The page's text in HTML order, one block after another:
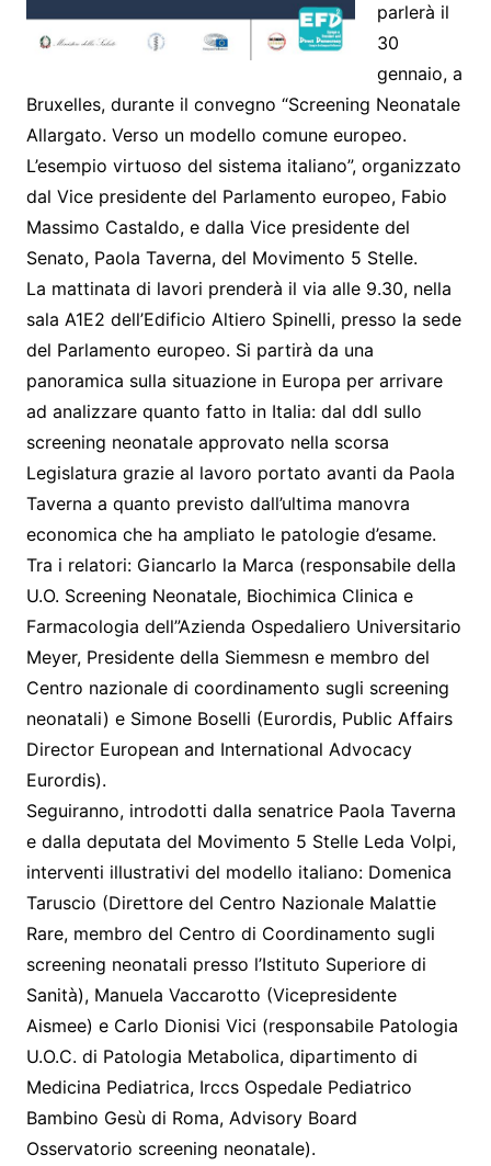
parlerà il
30
gennaio, a
Bruxelles, durante il convegno “Screening Neonatale
Allargato. Verso un modello comune europeo.
L’esempio virtuoso del sistema italiano”, organizzato
dal Vice presidente del Parlamento europeo, Fabio
Massimo Castaldo, e dalla Vice presidente del
Senato, Paola Taverna, del Movimento 5 Stelle.
La mattinata di lavori prenderà il via alle 9.30, nella
sala A1E2 dell’Edificio Altiero Spinelli, presso la sede
del Parlamento europeo. Si partirà da una
panoramica sulla situazione in Europa per arrivare
ad analizzare quanto fatto in Italia: dal ddl sullo
screening neonatale approvato nella scorsa
Legislatura grazie al lavoro portato avanti da Paola
Taverna a quanto previsto dall’ultima manovra
economica che ha ampliato le patologie d’esame.
Tra i relatori: Giancarlo la Marca (responsabile della
U.O. Screening Neonatale, Biochimica Clinica e
Farmacologia dell”Azienda Ospedaliero Universitario
Meyer, Presidente della Siemmesn e membro del
Centro nazionale di coordinamento sugli screening
neonatali) e Simone Boselli (Eurordis, Public Affairs
Director European and International Advocacy
Eurordis).
Seguiranno, introdotti dalla senatrice Paola Taverna
e dalla deputata del Movimento 5 Stelle Leda Volpi,
interventi illustrativi del modello italiano: Domenica
Taruscio (Direttore del Centro Nazionale Malattie
Rare, membro del Centro di Coordinamento sugli
screening neonatali presso l’Istituto Superiore di
Sanità), Manuela Vaccarotto (Vicepresidente
Aismee) e Carlo Dionisi Vici (responsabile Patologia
U.O.C. di Patologia Metabolica, dipartimento di
Medicina Pediatrica, Irccs Ospedale Pediatrico
Bambino Gesù di Roma, Advisory Board
Osservatorio screening neonatale).